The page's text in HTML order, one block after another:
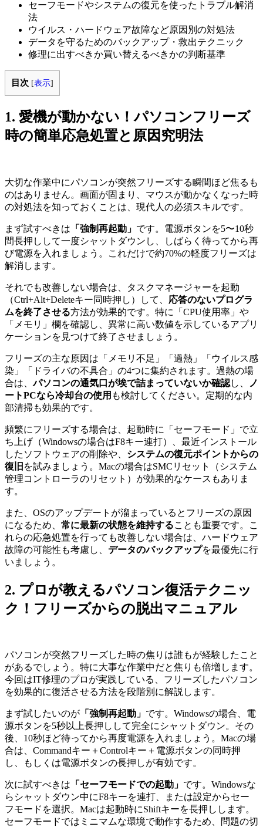
セーフモードやシステムの復元を使ったトラブル解消
法
ウイルス・ハードウェア故障など原因別の対処法
データを守るためのバックアップ・救出テクニック
修理に出すべきか買い替えるべきかの判断基準
目次 [表示]
1. 愛機が動かない！パソコンフリーズ
時の簡単応急処置と原因究明法
大切な作業中にパソコンが突然フリーズする瞬間ほど焦るも
のはありません。画面が固まり、マウスが動かなくなった時
の対処法を知っておくことは、現代人の必須スキルです。
まず試すべきは 「強制再起動」 です。電源ボタンを5〜10秒
間長押しして一度シャットダウンし、しばらく待ってから再
び電源を入れましょう。これだけで約70%の軽度フリーズは
解消します。
それでも改善しない場合は、タスクマネージャーを起動
（Ctrl+Alt+Deleteキー同時押し）して、 応答のないプログラ
ムを終了させる方法が効果的です。特に「CPU使用率」や
「メモリ」欄を確認し、異常に高い数値を示しているアプリ
ケーションを見つけて終了させましょう。
フリーズの主な原因は「メモリ不足」「過熱」「ウイルス感
染」「ドライバの不具合」の4つに集約されます。過熱の場
合は、パソコンの通気口が埃で詰まっていないか確認し、
ノ
ートPCなら冷却台の使用 も検討してください。定期的な内
部清掃も効果的です。
頻繁にフリーズする場合は、起動時に「セーフモード」で立
ち上げ（Windowsの場合はF8キー連打）、最近インストール
したソフトウェアの削除や、 システムの復元ポイントからの
復旧 を試みましょう。Macの場合はSMCリセット（システム
管理コントローラのリセット）が効果的なケースもありま
す。
また、OSのアップデートが溜まっているとフリーズの原因
になるため、 常に最新の状態を維持することも重要です。こ
れらの応急処置を行っても改善しない場合は、ハードウェア
故障の可能性も考慮し、 データのバックアップを最優先に行
いましょう。
2. プロが教えるパソコン復活テクニッ
ク！フリーズからの脱出マニュアル
パソコンが突然フリーズした時の焦りは誰もが経験したこと
があるでしょう。特に大事な作業中だと焦りも倍増します。
今回はIT修理のプロが実践している、フリーズしたパソコン
を効果的に復活させる方法を段階別に解説します。
まず試したいのが 「強制再起動」 です。Windowsの場合、電
源ボタンを5秒以上長押しして完全にシャットダウン。その
後、10秒ほど待ってから再度電源を入れましょう。Macの場
合は、Commandキー＋Controlキー＋電源ボタンの同時押
し、もしくは電源ボタンの長押しが有効です。
次に試すべきは 「セーフモードでの起動」 です。Windowsな
らシャットダウン中にF8キーを連打、または設定からセー
フモードを選択。Macは起動時にShiftキーを長押しします。
セーフモードではミニマムな環境で動作するため、問題の切